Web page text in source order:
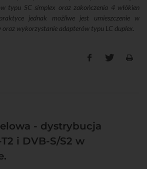
typu SC simplex oraz zakończenia 4 włókien
jednak możliwe jest umieszczenie w
oraz wykorzystanie adapterów typu LC duplex.
- dystrybucja
i DVB-S/S2 w